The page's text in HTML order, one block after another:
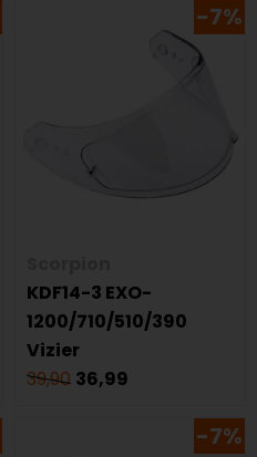
-7%
KDF14-3 EXO-
1200/710/510/390
Vizier
39,90 36,99
-7%